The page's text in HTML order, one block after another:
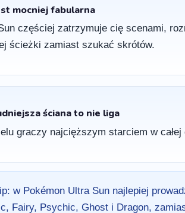
mocniej fabularna
częściej zatrzymuje cię scenami,
ścieżki zamiast szukać skrótów.
ściana to nie liga
graczy najcięższym starciem w
w Pokémon Ultra Sun najlepiej
Fairy, Psychic, Ghost i Dragon,